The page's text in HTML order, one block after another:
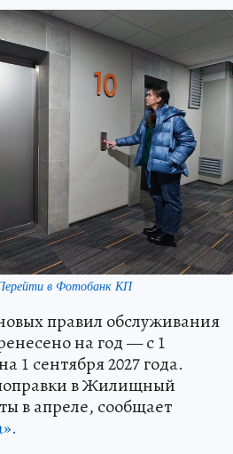
в Фотобанк КП
правил обслуживания
на год — с 1
1 сентября 2027 года.
в Жилищный
в апреле, сообщает